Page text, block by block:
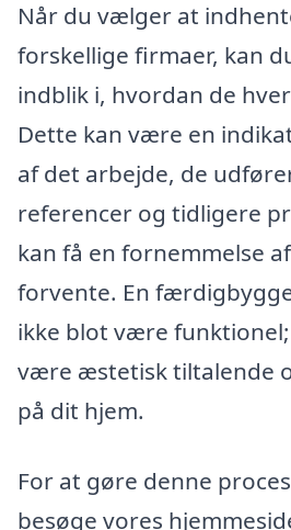
Når du vælger at
forskellige firmaer, kan
indblik i, hvordan de
Dette kan være en
af det arbejde, de
referencer og tidligere
kan få en fornemmelse
forvente. En
ikke blot være funktionel;
være æstetisk tiltalende
på dit hjem.
For at gøre denne
besøge vores